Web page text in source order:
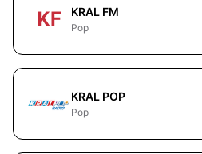
KF KRAL FM
Pop
KRAL POP
Pop